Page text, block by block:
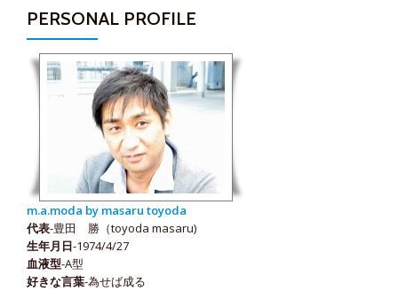
PERSONAL PROFILE
m.a.moda by masaru toyoda
代表-豊田 勝（toyoda masaru)
生年月日-1974/4/27
血液型-A型
好きな言葉-為せば成る